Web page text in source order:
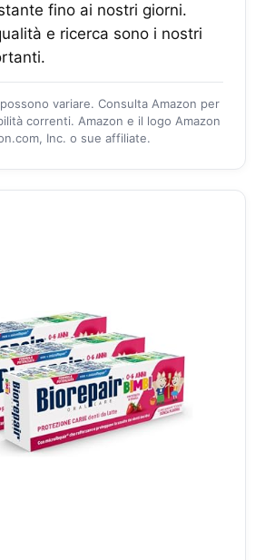
fino ai nostri giorni.
e ricerca sono i nostri
variare. Consulta Amazon per
correnti. Amazon e il logo Amazon
Inc. o sue affiliate.